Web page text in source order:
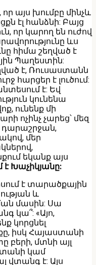
որ այս խումբը մինչև
էլ հանձնի: Բայց
որ կարող են ուժով
ևս
հիմա շեղված է
Պաղեստին:
է, Ռուսաստանն
հարցեր է լուծում:
է: Եվ
կունենա
ունենք մի
ոչինչ չարեց՝ մեզ
մեր
եկանք այս
է Խաչիկյանը:
է տարածքային
և
մասին: Սա
կա՞: «Այո,
կորցնել
իսկ Հայաստանի
բերի, մտնի այլ
կամ
վտանգ է: Այս